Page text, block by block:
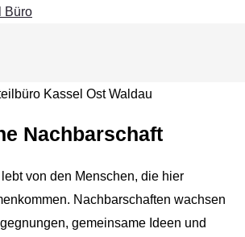
Büro
Nachbarschaft
von den Menschen, die hier
Nachbarschaften wachsen
gemeinsame Ideen und